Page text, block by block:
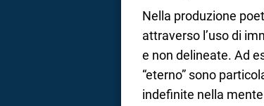
Nella produzione
attraverso l’uso di
e non delineate. Ad
“eterno” sono
indefinite nella